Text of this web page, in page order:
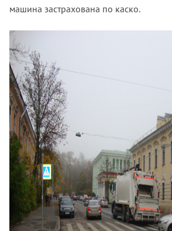
машина застрахована по каско.